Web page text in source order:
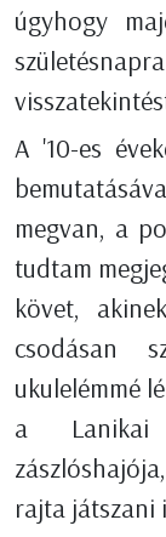
úgyhogy
A '10-es
megvan, a
tudtam
követ,
csodásan
ukulelémmé
a Lanikai
rajta játszani